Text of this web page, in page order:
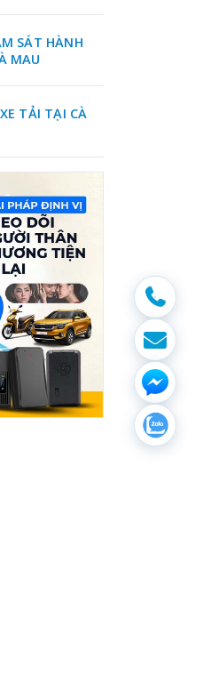
SÁT HÀNH
MAU
TẢI TẠI CÀ